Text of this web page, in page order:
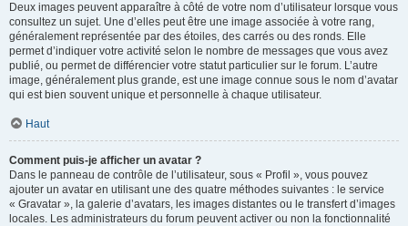
Deux images peuvent apparaître à côté de votre nom d’utilisateur lorsque vous
consultez un sujet. Une d’elles peut être une image associée à votre rang,
généralement représentée par des étoiles, des carrés ou des ronds. Elle
permet d’indiquer votre activité selon le nombre de messages que vous avez
publié, ou permet de différencier votre statut particulier sur le forum. L’autre
image, généralement plus grande, est une image connue sous le nom d’avatar
qui est bien souvent unique et personnelle à chaque utilisateur.
Haut
Comment puis-je afficher un avatar ?
Dans le panneau de contrôle de l’utilisateur, sous « Profil », vous pouvez
ajouter un avatar en utilisant une des quatre méthodes suivantes : le service
« Gravatar », la galerie d’avatars, les images distantes ou le transfert d’images
locales. Les administrateurs du forum peuvent activer ou non la fonctionnalité